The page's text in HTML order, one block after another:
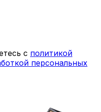
с политикой
персональных